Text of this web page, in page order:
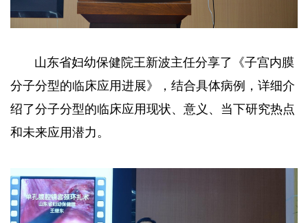
山东省妇幼保健院王新波主任分享了《子宫内膜
分子分型的临床应用进展》，结合具体病例，详细介
绍了分子分型的临床应用现状、意义、当下研究热点
和未来应用潜力。